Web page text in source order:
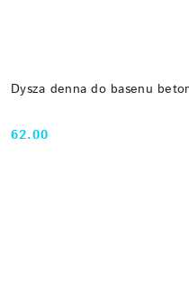
Dysza denna do basenu
Cena:
62.00